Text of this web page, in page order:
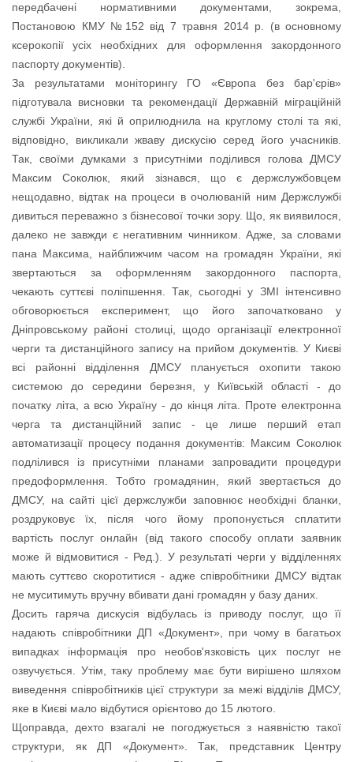
передбачені нормативними документами, зокрема,
Постановою КМУ №152 від 7 травня 2014 р. (в основному
ксерокопії усіх необхідних для оформлення закордонного
паспорту документів).
За результатами моніторингу ГО «Європа без бар'єрів»
підготувала висновки та рекомендації Державній міграційній
службі України, які й оприлюднила на круглому столі та які,
відповідно, викликали жваву дискусію серед його учасників.
Так, своїми думками з присутніми поділився голова ДМСУ
Максим Соколюк, який зізнався, що є держслужбовцем
нещодавно, відтак на процеси в очолюваній ним Держслужбі
дивиться переважно з бізнесової точки зору. Що, як виявилося,
далеко не завжди є негативним чинником. Адже, за словами
пана Максима, найближчим часом на громадян України, які
звертаються за оформленням закордонного паспорта,
чекають суттєві поліпшення. Так, сьогодні у ЗМІ інтенсивно
обговорюється експеримент, що його започатковано у
Дніпровському районі столиці, щодо організації електронної
черги та дистанційного запису на прийом документів. У Києві
всі районні відділення ДМСУ планується охопити такою
системою до середини березня, у Київській області - до
початку літа, а всю Україну - до кінця літа. Проте електронна
черга та дистанційний запис - це лише перший етап
автоматизації процесу подання документів: Максим Соколюк
подлілився із присутніми планами запровадити процедури
предоформлення. Тобто громадянин, який звертається до
ДМСУ, на сайті цієї держслужби заповнює необхідні бланки,
роздруковує їх, після чого йому пропонується сплатити
вартість послуг онлайн (від такого способу оплати заявник
може й відмовитися - Ред.). У результаті черги у відділеннях
мають суттєво скоротитися - адже співробітники ДМСУ відтак
не муситимуть вручну вбивати дані громадян у базу даних.
Досить гаряча дискусія відбулась із приводу послуг, що її
надають співробітники ДП «Документ», при чому в багатьох
випадках інформація про необов'язковість цих послуг не
озвучується. Утім, таку проблему має бути вирішено шляхом
виведення співробітників цієї структури за межі відділів ДМСУ,
яке в Києві мало відбутися орієнтово до 15 лютого.
Щоправда, дехто взагалі не погоджується з наявністю такої
структури, як ДП «Документ». Так, представник Центру